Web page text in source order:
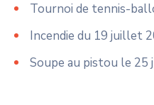
Tournoi de tennis-
Incendie du 19 juillet
Soupe au pistou le